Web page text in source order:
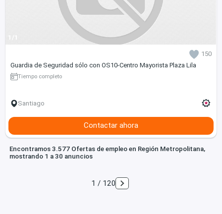
1/1
150
Guardia de Seguridad sólo con OS10-Centro Mayorista Plaza Lila
Tiempo completo
Santiago
Contactar ahora
Encontramos 3.577 Ofertas de empleo en Región Metropolitana,
mostrando 1 a 30 anuncios
1 / 120